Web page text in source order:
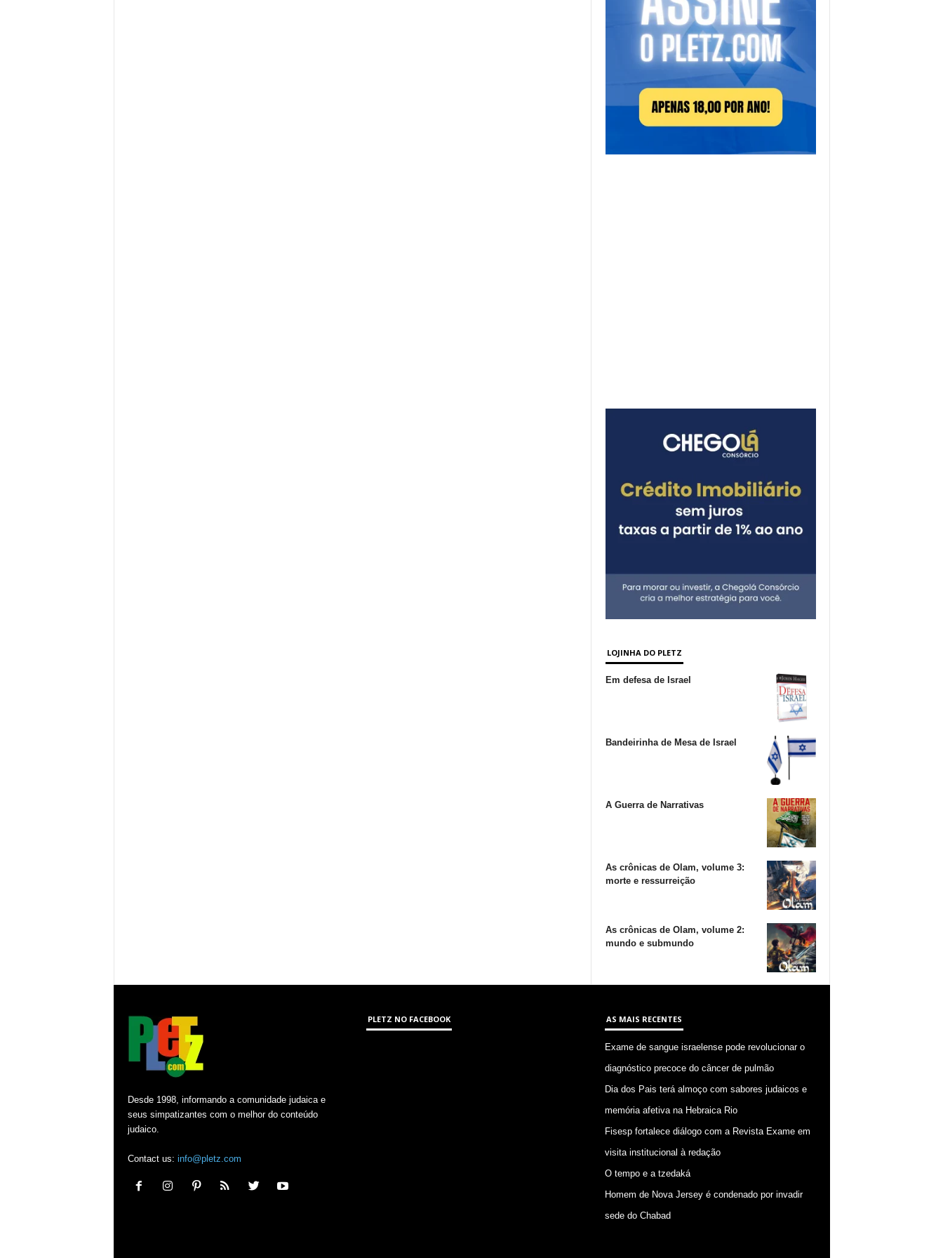
LOJINHA DO PLETZ
Em defesa de Israel
Bandeirinha de Mesa de Israel
A Guerra de Narrativas
As crônicas de Olam, volume 3:
morte e ressurreição
As crônicas de Olam, volume 2:
mundo e submundo
Desde 1998, informando a comunidade judaica e
seus simpatizantes com o melhor do conteúdo
judaico.
Contact us: info@pletz.com
PLETZ NO FACEBOOK AS MAIS RECENTES
Exame de sangue israelense pode revolucionar o
diagnóstico precoce do câncer de pulmão
Dia dos Pais terá almoço com sabores judaicos e
memória afetiva na Hebraica Rio
Fisesp fortalece diálogo com a Revista Exame em
visita institucional à redação
O tempo e a tzedaká
Homem de Nova Jersey é condenado por invadir
sede do Chabad